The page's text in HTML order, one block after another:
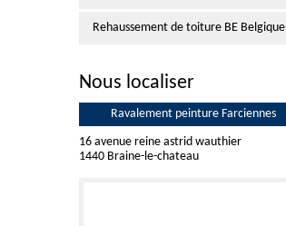
Rehaussement de toiture BE Belgique
Nous localiser
Ravalement peinture Farciennes
16 avenue reine astrid wauthier
1440 Braine-le-chateau